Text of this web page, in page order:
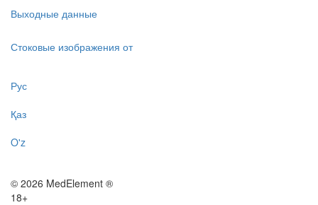
Выходные данные
Стоковые изображения от
Рус
Қаз
O'z
© 2026 MedElement ®
18+